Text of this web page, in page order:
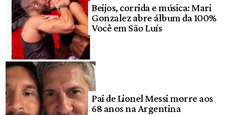
Beijos, corrida e música: Mari
Gonzalez abre álbum da 100%
Você em São Luís
Pai de Lionel Messi morre aos
68 anos na Argentina